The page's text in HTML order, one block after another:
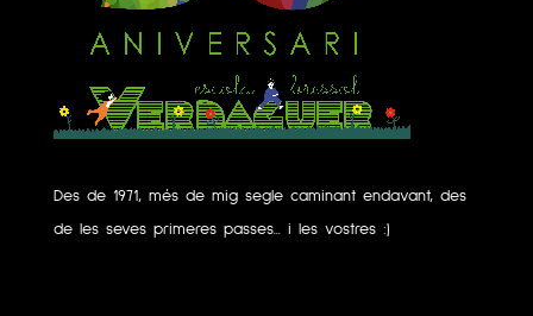
Des de 1971, més de mig segle caminant endavant, des
de les seves primeres passes... i les vostres :)